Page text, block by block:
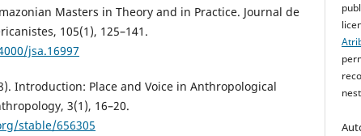
Masters in Theory and in Practice. Journal de
105(1), 125–141.
jsa.16997
Introduction: Place and Voice in Anthropological
3(1), 16–20.
stable/656305